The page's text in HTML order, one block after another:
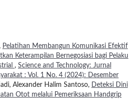
Pelatihan Membangun Komunikasi Efektif
Keterampilan Bernegosiasi bagi Pelaku
, Science and Technology: Jurnal
: Vol. 1 No. 4 (2024): Desember
Alexander Halim Santoso, Deteksi Dini
Otot melalui Pemeriksaan Handgrip